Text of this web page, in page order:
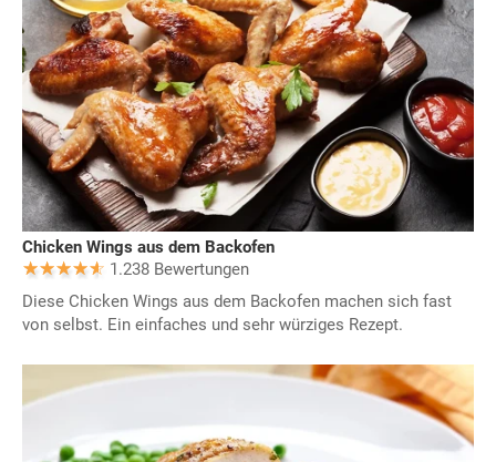
Chicken Wings aus dem Backofen
1.238 Bewertungen
Diese Chicken Wings aus dem Backofen machen sich fast
von selbst. Ein einfaches und sehr würziges Rezept.